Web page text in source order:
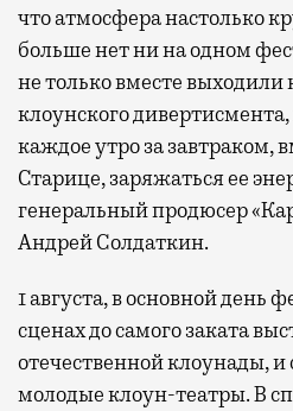
что атмосфера настолько
больше нет ни на одном
не только вместе выходили
клоунского
каждое утро за завтраком,
Старице, заряжаться ее
генеральный продюсер
Андрей Солдаткин.
1 августа, в основной день
сценах до самого заката
отечественной клоунады,
молодые клоун-театры. В